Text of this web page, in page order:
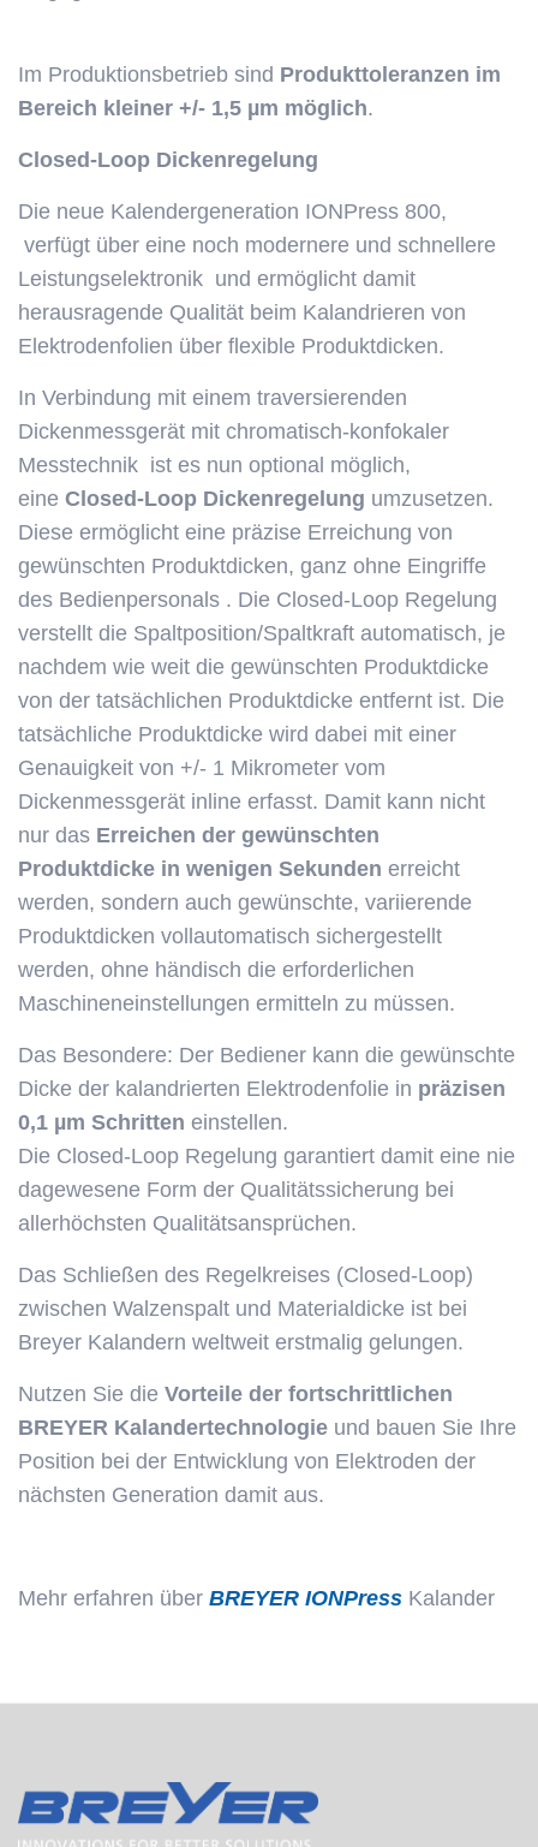
Im Produktionsbetrieb sind Produkttoleranzen im
Bereich kleiner +/- 1,5 µm möglich.
Closed-Loop Dickenregelung
Die neue Kalendergeneration IONPress 800,
verfügt über eine noch modernere und schnellere
Leistungselektronik und ermöglicht damit
herausragende Qualität beim Kalandrieren von
Elektrodenfolien über flexible Produktdicken.
In Verbindung mit einem traversierenden
Dickenmessgerät mit chromatisch-konfokaler
Messtechnik ist es nun optional möglich,
eine Closed-Loop Dickenregelung umzusetzen.
Diese ermöglicht eine präzise Erreichung von
gewünschten Produktdicken, ganz ohne Eingriffe
des Bedienpersonals . Die Closed-Loop Regelung
verstellt die Spaltposition/Spaltkraft automatisch, je
nachdem wie weit die gewünschten Produktdicke
von der tatsächlichen Produktdicke entfernt ist. Die
tatsächliche Produktdicke wird dabei mit einer
Genauigkeit von +/- 1 Mikrometer vom
Dickenmessgerät inline erfasst. Damit kann nicht
nur das Erreichen der gewünschten
Produktdicke in wenigen Sekunden erreicht
werden, sondern auch gewünschte, variierende
Produktdicken vollautomatisch sichergestellt
werden, ohne händisch die erforderlichen
Maschineneinstellungen ermitteln zu müssen.
Das Besondere: Der Bediener kann die gewünschte
Dicke der kalandrierten Elektrodenfolie in präzisen
0,1 µm Schritten einstellen.
Die Closed-Loop Regelung garantiert damit eine nie
dagewesene Form der Qualitätssicherung bei
allerhöchsten Qualitätsansprüchen.
Das Schließen des Regelkreises (Closed-Loop)
zwischen Walzenspalt und Materialdicke ist bei
Breyer Kalandern weltweit erstmalig gelungen.
Nutzen Sie die Vorteile der fortschrittlichen
BREYER Kalandertechnologie und bauen Sie Ihre
Position bei der Entwicklung von Elektroden der
nächsten Generation damit aus.
Mehr erfahren über BREYER IONPress Kalander